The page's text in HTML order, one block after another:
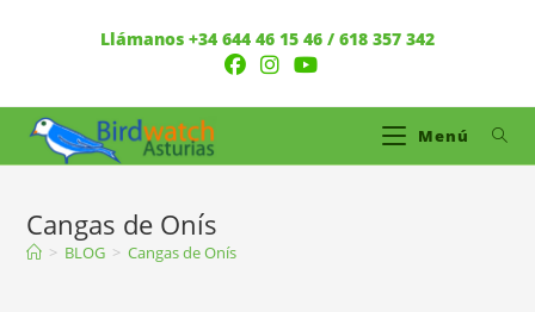
Llámanos +34 644 46 15 46 / 618 357 342
Menú
Cangas de Onís
> BLOG > Cangas de Onís